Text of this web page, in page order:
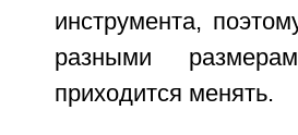
инструмента,
разными
приходится менять.